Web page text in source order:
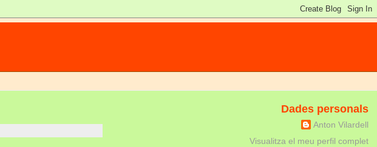
Dades personals
Anton Vilardell
Visualitza el meu perfil complet